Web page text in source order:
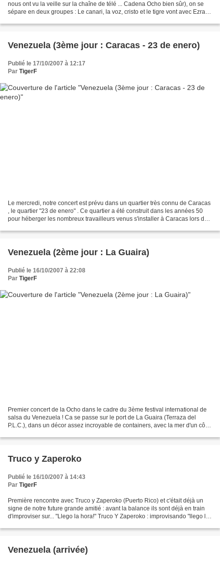
nous ont vu la veille sur la chaîne de télé ... Cadena Ocho bien sûr), on se
sépare en deux groupes : Le canari, la voz, cristo et le tigre vont avec Ezra
Venezuela (3ème jour : Caracas - 23 de enero)
Publié le 17/10/2007 à 12:17
Par TigerF
Le mercredi, notre concert est prévu dans un quartier très connu de Caracas
, le quartier "23 de enero" . Ce quartier a été construit dans les années 50
pour héberger les nombreux travailleurs venus s'installer à Caracas lors du
Venezuela (2ème jour : La Guaira)
Publié le 16/10/2007 à 22:08
Par TigerF
Premier concert de la Ocho dans le cadre du 3ème festival international de
salsa du Venezuela ! Ca se passe sur le port de La Guaira (Terraza del
P.L.C.), dans un décor assez incroyable de containers, avec la mer d'un côté
Truco y Zaperoko
Publié le 16/10/2007 à 14:43
Par TigerF
Première rencontre avec Truco y Zaperoko (Puerto Rico) et c'était déjà un
signe de notre future grande amitié : avant la balance ils sont déjà en train
d'improviser sur... "Llego la hora!" Truco Y Zaperoko : improvisando "llego la
Venezuela (arrivée)